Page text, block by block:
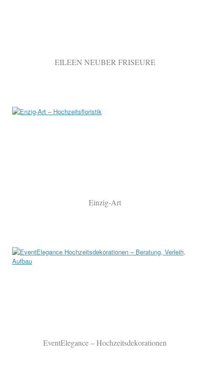
EILEEN NEUBER FRISEURE
Einzig-Art
EventElegance – Hochzeitsdekorationen